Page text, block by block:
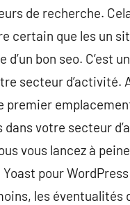
de recherche.
certain que les un
d’un bon seo.
secteur
premier
votre secteur
vous lancez à
pour
les